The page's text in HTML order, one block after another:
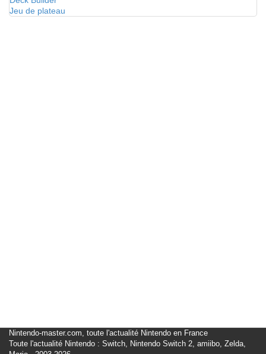
Jeu de plateau
Nintendo-master.com, toute l'actualité Nintendo en France
Toute l'actualité Nintendo : Switch, Nintendo Switch 2, amiibo, Zelda,